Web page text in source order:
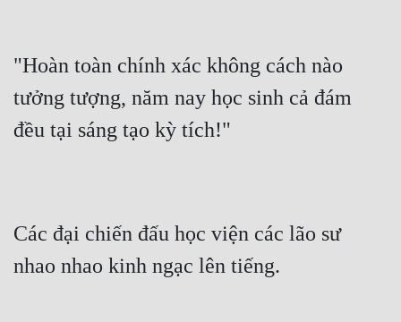
"Hoàn toàn chính xác không cách nào
tưởng tượng, năm nay học sinh cả đám
đều tại sáng tạo kỳ tích!"
Các đại chiến đấu học viện các lão sư
nhao nhao kinh ngạc lên tiếng.